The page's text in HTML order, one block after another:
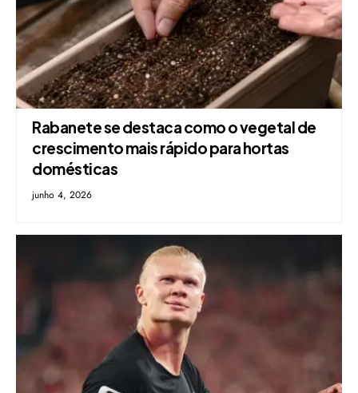
Rabanete se destaca como o vegetal de
crescimento mais rápido para hortas
domésticas
junho 4, 2026